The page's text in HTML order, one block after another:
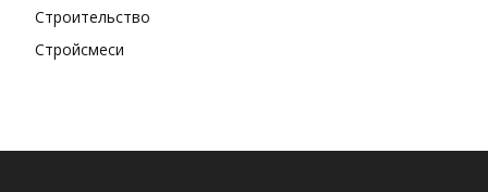
Строительство
Стройсмеси